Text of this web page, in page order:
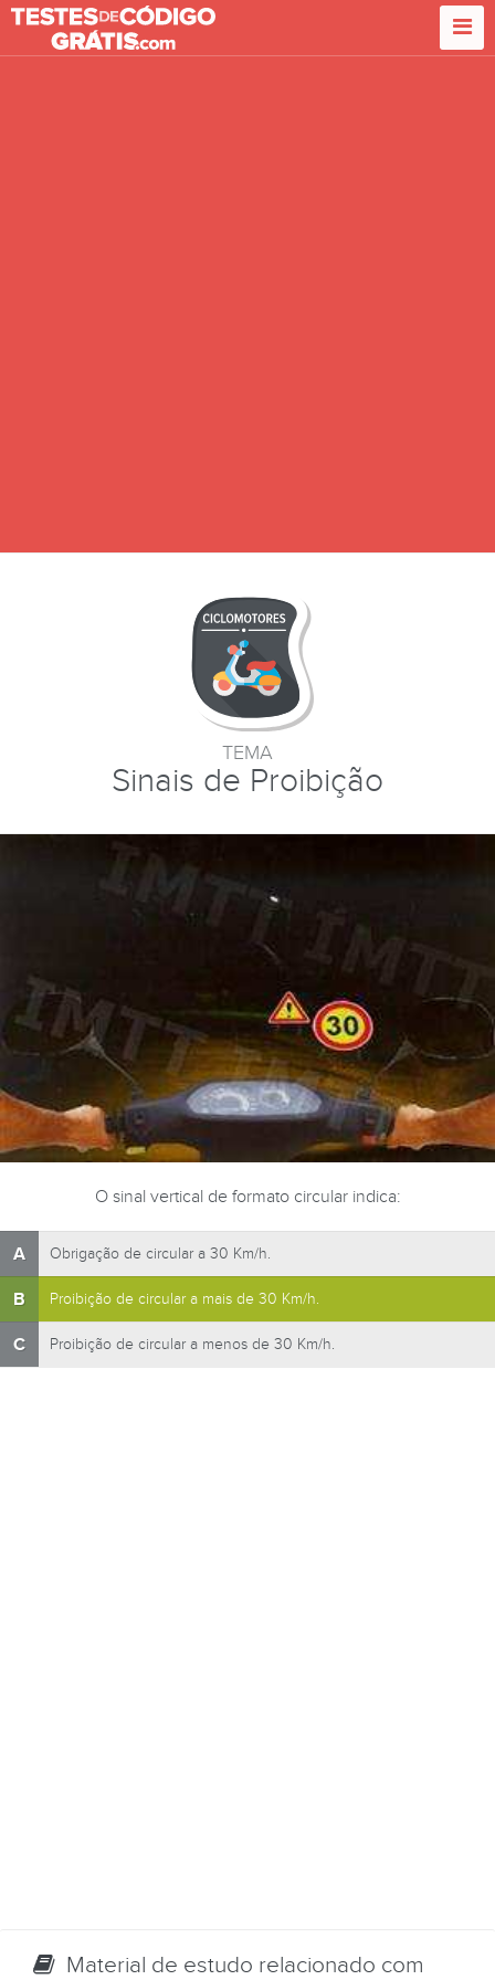
TEMA
Sinais de Proibição
O sinal vertical de formato circular indica:
A Obrigação de circular a 30 Km/h.
B Proibição de circular a mais de 30 Km/h.
C Proibição de circular a menos de 30 Km/h.
Material de estudo relacionado com